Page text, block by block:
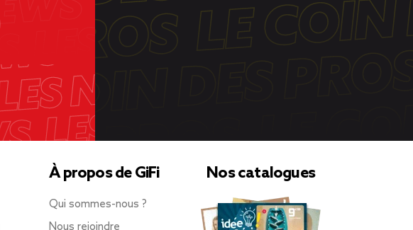
À propos de GiFi
Qui sommes-nous ?
Nous rejoindre
Nos catalogues